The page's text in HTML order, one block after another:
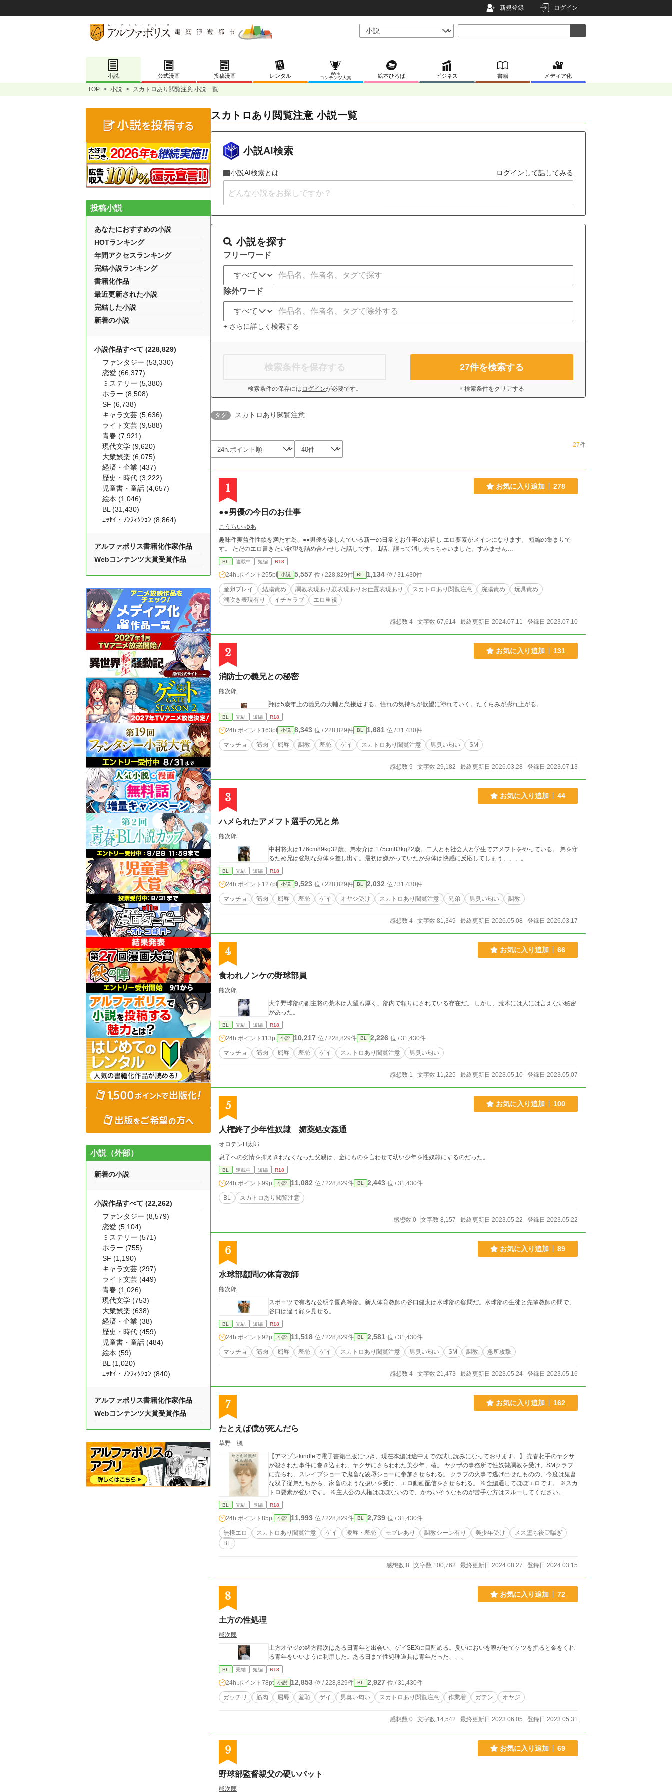
新規登録 ログイン
小説 公式漫画 投稿漫画 レンタル
Web
コンテンツ大賞
絵本ひろば ビジネス 書籍 メディア化
TOP > 小説 > スカトロあり閲覧注意 小説一覧
スカトロあり閲覧注意 小説一覧
小説AI検索
小説AI検索とは ログインして話してみる
小説を探す
フリーワード
除外ワード
+ さらに詳しく検索する
検索条件を保存する
検索条件の保存には ログインが必要です。
27件を検索する
× 検索条件をクリアする
タグ スカトロあり閲覧注意
27件
1 お気に入り追加 278
●●男優の今日のお仕事
こうらい ゆあ
趣味件実益件性欲を満たす為、●●男優を楽しんでいる新一の日常とお仕事のお話し エロ要素がメインになります。 短編の集まりで
す。 ただのエロ書きたい欲望を詰め合わせした話しです。 1話、誤って消し去っちゃいました。すみません…
BL 連載中 短編 R18
24h.ポイント 255pt 小説 5,557 位 / 228,829件 BL 1,134 位 / 31,430件
産卵プレイ 結腸責め 調教表現あり躾表現ありお仕置表現あり スカトロあり閲覧注意 浣腸責め
玩具責め
潮吹き表現有り
イチャラブ エロ重視
感想数 4 文字数 67,614 最終更新日 2024.07.11 登録日 2023.07.10
2 お気に入り追加 131
消防士の義兄との秘密
熊次郎
翔は5歳年上の義兄の大輔と急接近する。憧れの気持ちが欲望に塗れていく。たくらみが膨れ上がる。
BL 完結 短編 R18
24h.ポイント 163pt 小説 8,343 位 / 228,829件 BL 1,681 位 / 31,430件
マッチョ 筋肉 屈辱 調教 羞恥 ゲイ スカトロあり閲覧注意 男臭い匂い SM
感想数 9 文字数 29,182 最終更新日 2026.03.28 登録日 2023.07.13
3 お気に入り追加 44
ハメられたアメフト選手の兄と弟
熊次郎
中村将太は176cm89kg32歳、弟泰介は 175cm83kg22歳。二人とも社会人と学生でアメフトをやっている。 弟を守
るため兄は強靭な身体を差し出す。最初は嫌がっていたが身体は快感に反応してしまう、、、。
BL 完結 短編 R18
24h.ポイント 127pt 小説 9,523 位 / 228,829件 BL 2,032 位 / 31,430件
マッチョ 筋肉 屈辱 羞恥 ゲイ オヤジ受け スカトロあり閲覧注意 兄弟 男臭い匂い 調教
感想数 4 文字数 81,349 最終更新日 2026.05.08 登録日 2026.03.17
4 お気に入り追加 66
食われノンケの野球部員
熊次郎
大学野球部の副主将の荒木は人望も厚く、部内で頼りにされている存在だ。 しかし、荒木には人には言えない秘密
があった。
BL 完結 短編 R18
24h.ポイント 113pt 小説 10,217 位 / 228,829件 BL 2,226 位 / 31,430件
マッチョ 筋肉 屈辱 羞恥 ゲイ スカトロあり閲覧注意 男臭い匂い
感想数 1 文字数 11,225 最終更新日 2023.05.10 登録日 2023.05.07
5 お気に入り追加 100
人権終了少年性奴隷 媚薬処女姦通
オロテンH太郎
息子への劣情を抑えきれなくなった父親は、金にものを言わせて幼い少年を性奴隷にするのだった。
BL 連載中 短編 R18
24h.ポイント 99pt 小説 11,082 位 / 228,829件 BL 2,443 位 / 31,430件
BL スカトロあり閲覧注意
感想数 0 文字数 8,157 最終更新日 2023.05.22 登録日 2023.05.22
6 お気に入り追加 89
水球部顧問の体育教師
熊次郎
スポーツで有名な公明学園高等部。新人体育教師の谷口健太は水球部の顧問だ。水球部の生徒と先輩教師の間で、
谷口は違う顔を見せる。
BL 完結 短編 R18
24h.ポイント 92pt 小説 11,518 位 / 228,829件 BL 2,581 位 / 31,430件
マッチョ 筋肉 屈辱 羞恥 ゲイ スカトロあり閲覧注意 男臭い匂い SM 調教 急所攻撃
感想数 4 文字数 21,473 最終更新日 2023.05.24 登録日 2023.05.16
7 お気に入り追加 162
たとえば僕が死んだら
草野 楓
【アマゾンkindleで電子書籍出版につき、現在本編は途中までの試し読みになっております。】 売春相手のヤクザ
が殺された事件に巻き込まれ、ヤクザにさらわれた美少年、椿。 ヤクザの事務所で性奴隷調教を受け、SMクラブ
に売られ、スレイブショーで鬼畜な凌辱ショーに参加させられる。 クラブの火事で逃げ出せたものの、今度は鬼畜
な双子従弟たちから、家畜のような扱いを受け、エロ動画配信をさせられる。 ※全編通してほぼエロです。 ※スカ
トロ要素が強いです。 ※主人公の人権はほぼないので、かわいそうなものが苦手な方はスルーしてください。
BL 完結 長編 R18
24h.ポイント 85pt 小説 11,993 位 / 228,829件 BL 2,739 位 / 31,430件
無様エロ スカトロあり閲覧注意 ゲイ 凌辱・羞恥 モブレあり 調教シーン有り 美少年受け
メス堕ち後♡喘ぎ
BL
感想数 8 文字数 100,762 最終更新日 2024.08.27 登録日 2024.03.15
8 お気に入り追加 72
土方の性処理
熊次郎
土方オヤジの緒方龍次はある日青年と出会い、ゲイSEXに目醒める。臭いにおいを嗅がせてケツを掘ると金をくれ
る青年をいいように利用した。ある日まで性処理道具は青年だった、、、
BL 完結 短編 R18
24h.ポイント 78pt 小説 12,853 位 / 228,829件 BL 2,927 位 / 31,430件
ガッチリ 筋肉 屈辱 羞恥 ゲイ 男臭い匂い スカトロあり閲覧注意 作業着 ガテン オヤジ
感想数 0 文字数 14,542 最終更新日 2023.06.05 登録日 2023.05.31
9 お気に入り追加 69
野球部監督親父の硬いバット
熊次郎
投稿小説
あなたにおすすめの小説
HOTランキング
年間アクセスランキング
完結小説ランキング
書籍化作品
最近更新された小説
完結した小説
新着の小説
小説作品すべて (228,829)
ファンタジー (53,330)
恋愛 (66,377)
ミステリー (5,380)
ホラー (8,508)
SF (6,738)
キャラ文芸 (5,636)
ライト文芸 (9,588)
青春 (7,921)
現代文学 (9,620)
大衆娯楽 (6,075)
経済・企業 (437)
歴史・時代 (3,222)
児童書・童話 (4,657)
絵本 (1,046)
BL (31,430)
ｴｯｾｲ・ﾉﾝﾌｨｸｼｮﾝ (8,864)
アルファポリス書籍化作家作品
Webコンテンツ大賞受賞作品
小説（外部）
新着の小説
小説作品すべて (22,262)
ファンタジー (8,579)
恋愛 (5,104)
ミステリー (571)
ホラー (755)
SF (1,190)
キャラ文芸 (297)
ライト文芸 (449)
青春 (1,026)
現代文学 (753)
大衆娯楽 (638)
経済・企業 (38)
歴史・時代 (459)
児童書・童話 (484)
絵本 (59)
BL (1,020)
ｴｯｾｲ・ﾉﾝﾌｨｸｼｮﾝ (840)
アルファポリス書籍化作家作品
Webコンテンツ大賞受賞作品